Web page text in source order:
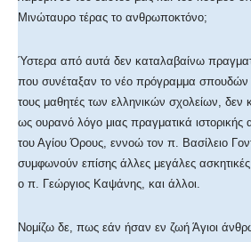
Μινώταυρο τέρας το ανθρωποκτόνο;
Ύστερα από αυτά δεν καταλαβαίνω
που συνέταξαν το νέο πρόγραμμα σπουδών
τους μαθητές των ελληνικών σχολείων, δεν
ως ουρανό λόγο μιας πραγματικά ιστορικής
του Αγίου Όρους, εννοώ τον π. Βασίλειο
συμφωνούν επίσης άλλες μεγάλες
ο π. Γεώργιος Καψάνης, και άλλοι.
Νομίζω δε, πως εάν ήσαν εν ζωή Άγιοι